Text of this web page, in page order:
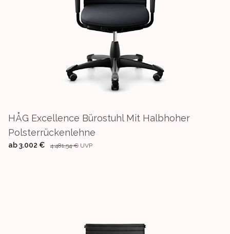
HÅG Excellence Bürostuhl Mit Halbhoher
Polsterrückenlehne
ab3.002 € 4.481,54 € UVP